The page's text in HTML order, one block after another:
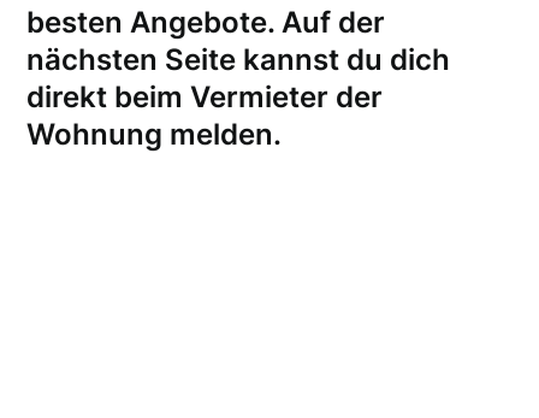
besten Angebote. Auf der
nächsten Seite kannst du dich
direkt beim Vermieter der
Wohnung melden.